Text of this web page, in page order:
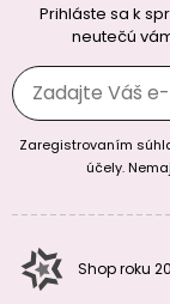
Prihláste sa k
neutečú
Zaregistrovaním
účely.
Shop roku